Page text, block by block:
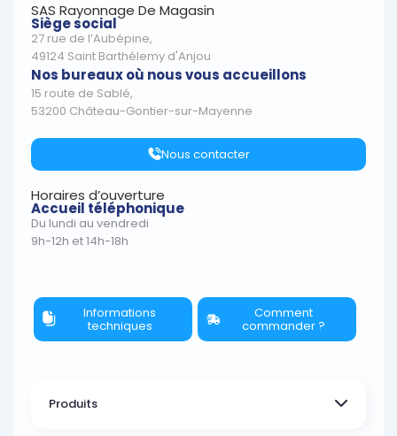
SAS Rayonnage De Magasin
Siège social
27 rue de l’Aubépine,
49124 Saint Barthélemy d'Anjou
Nos bureaux où nous vous accueillons
15 route de Sablé,
53200 Château-Gontier-sur-Mayenne
Nous contacter
Horaires d’ouverture
Accueil téléphonique
Du lundi au vendredi
9h-12h et 14h-18h
Informations
techniques
Comment
commander ?
Produits